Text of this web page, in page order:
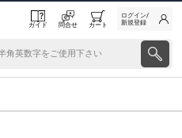
ガイド 問合せ カート
ログイン/
新規登録